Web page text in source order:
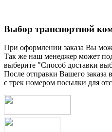
Выбор транспортной
При оформлении заказа Вы
Так же наш менеджер может
выберите "Способ доставки
После отправки Вашего заказа
с трек номером посылки для